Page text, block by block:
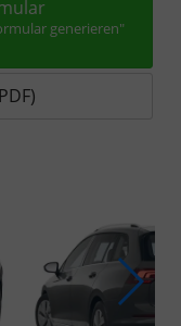
generieren"